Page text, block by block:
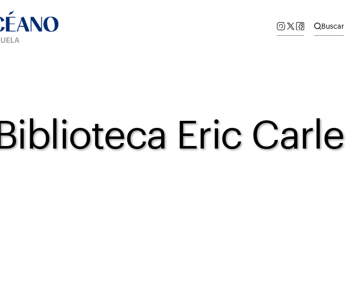
Buscar
Biblioteca Eric Carle